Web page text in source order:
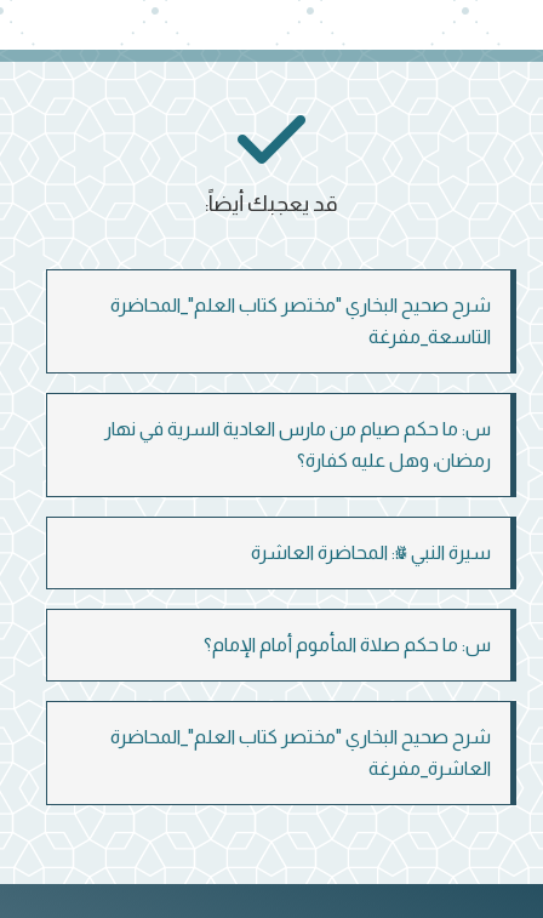
شرح صحيح البخاري "مختصر كتاب العلم"_المحاضرة
التاسعة_مفرغة
س: ما حكم صيام من مارس العادية السرية في نهار
رمضان، وهل عليه كفارة؟
سيرة النبي ﷺ: المحاضرة العاشرة
س: ما حكم صلاة المأموم أمام الإمام؟
شرح صحيح البخاري "مختصر كتاب العلم"_المحاضرة
العاشرة_مفرغة
قد يعجبك أيضاً: